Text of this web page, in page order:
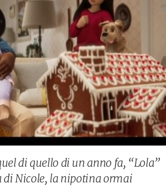
di quello di un anno fa, “Lola”
di Nicole, la nipotina ormai